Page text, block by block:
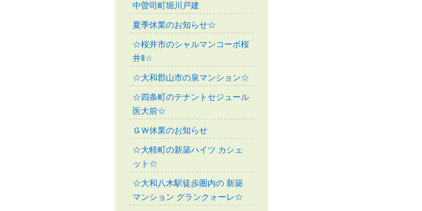
中曽司町堀川戸建
夏季休業のお知らせ☆
☆桜井市のシャルマンコーポ桜
井Ⅱ☆
☆大和郡山市の泉マンション☆
☆四条町のテナントセジュール
医大前☆
ＧＷ休業のお知らせ
☆大軽町の新築ハイツ カシェ
ット☆
☆大和八木駅徒歩圏内の 新築
マンション グランクォーレ☆